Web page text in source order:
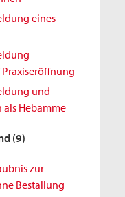
eines
und
Hebamme
(9)
zur
Bestallung